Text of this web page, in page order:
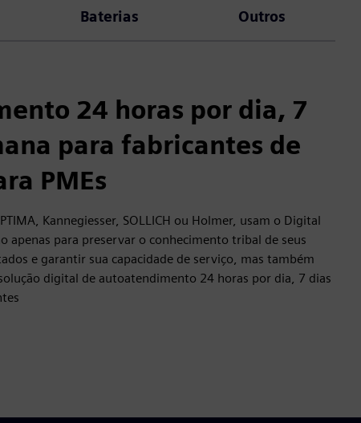
Baterias Outros
24 horas por dia, 7
para fabricantes de
PMEs
Kannegiesser, SOLLICH ou Holmer, usam o Digital
apenas para preservar o conhecimento tribal de seus
e garantir sua capacidade de serviço, mas também
digital de autoatendimento 24 horas por dia, 7 dias